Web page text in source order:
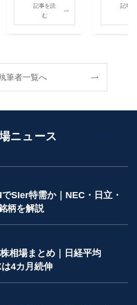
記事を読
む
記事
筆者一覧へ
ニュース
SIer特需か｜NEC・日立・
柄を解説
相場まとめ｜日経平均
4カ月続伸